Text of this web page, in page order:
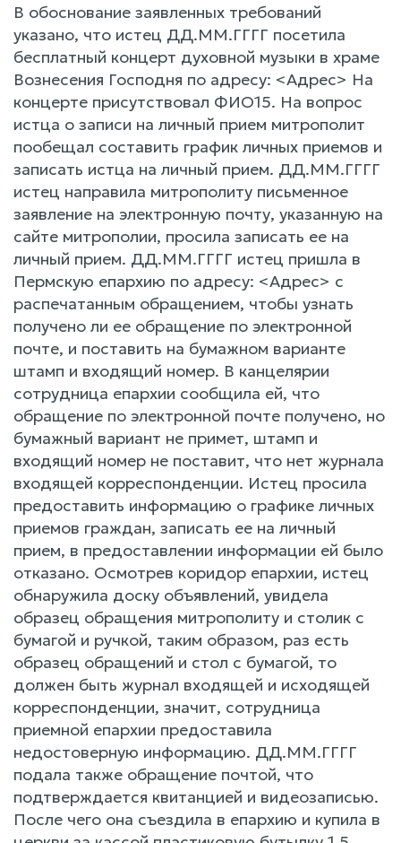
В обоснование заявленных требований
указано, что истец ДД.ММ.ГГГГ посетила
бесплатный концерт духовной музыки в храме
Вознесения Господня по адресу: <Адрес> На
концерте присутствовал ФИО15. На вопрос
истца о записи на личный прием митрополит
пообещал составить график личных приемов и
записать истца на личный прием. ДД.ММ.ГГГГ
истец направила митрополиту письменное
заявление на электронную почту, указанную на
сайте митрополии, просила записать ее на
личный прием. ДД.ММ.ГГГГ истец пришла в
Пермскую епархию по адресу: <Адрес> с
распечатанным обращением, чтобы узнать
получено ли ее обращение по электронной
почте, и поставить на бумажном варианте
штамп и входящий номер. В канцелярии
сотрудница епархии сообщила ей, что
обращение по электронной почте получено, но
бумажный вариант не примет, штамп и
входящий номер не поставит, что нет журнала
входящей корреспонденции. Истец просила
предоставить информацию о графике личных
приемов граждан, записать ее на личный
прием, в предоставлении информации ей было
отказано. Осмотрев коридор епархии, истец
обнаружила доску объявлений, увидела
образец обращения митрополиту и столик с
бумагой и ручкой, таким образом, раз есть
образец обращений и стол с бумагой, то
должен быть журнал входящей и исходящей
корреспонденции, значит, сотрудница
приемной епархии предоставила
недостоверную информацию. ДД.ММ.ГГГГ
подала также обращение почтой, что
подтверждается квитанцией и видеозаписью.
После чего она съездила в епархию и купила в